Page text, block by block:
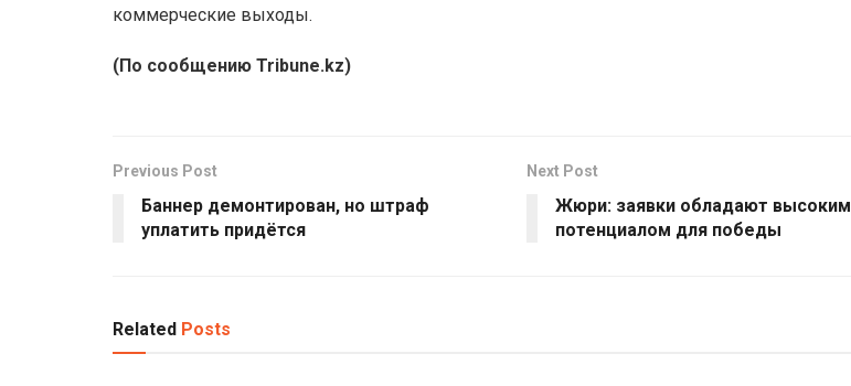
коммерческие выходы.
(По сообщению Tribune.kz)
Previous Post
Баннер демонтирован, но штраф
уплатить придётся
Next Post
Жюри: заявки обладают высоким
потенциалом для победы
Related Posts